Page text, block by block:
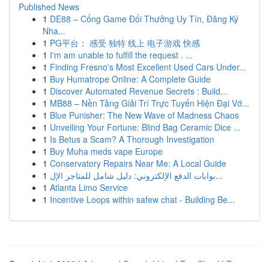
Published News
1 DE88 – Cổng Game Đổi Thưởng Uy Tín, Đăng Ký
Nha...
1 PG平台： 感受 独特 线上 电子游戏 快感
1 I'm am unable to fulfill the request . ...
1 Finding Fresno's Most Excellent Used Cars Under...
1 Buy Humatrope Online: A Complete Guide
1 Discover Automated Revenue Secrets : Build...
1 MB88 – Nền Tảng Giải Trí Trực Tuyến Hiện Đại Vớ...
1 Blue Punisher: The New Wave of Madness Chaos
1 Unveiling Your Fortune: Blind Bag Ceramic Dice ...
1 Is Betus a Scam? A Thorough Investigation
1 Buy Muha meds vape Europe
1 Conservatory Repairs Near Me: A Local Guide
1
بوابات الدفع الإلكتروني: دليل شامل للمتاجر الإل...
1 Atlanta Limo Service
1 Incentive Loops within safew chat - Building Be...